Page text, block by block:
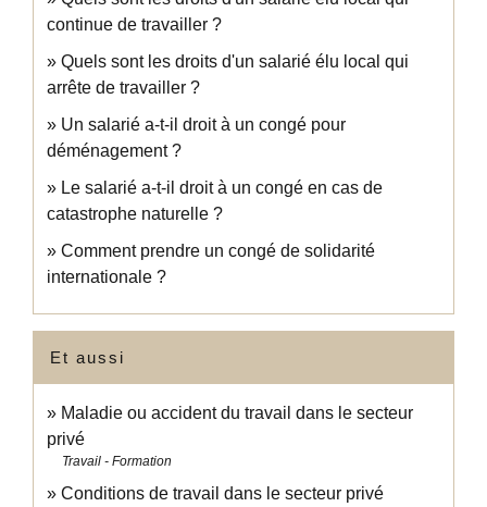
continue de travailler ?
Quels sont les droits d'un salarié élu local qui
arrête de travailler ?
Un salarié a-t-il droit à un congé pour
déménagement ?
Le salarié a-t-il droit à un congé en cas de
catastrophe naturelle ?
Comment prendre un congé de solidarité
internationale ?
Et aussi
Maladie ou accident du travail dans le secteur
privé
Travail - Formation
Conditions de travail dans le secteur privé